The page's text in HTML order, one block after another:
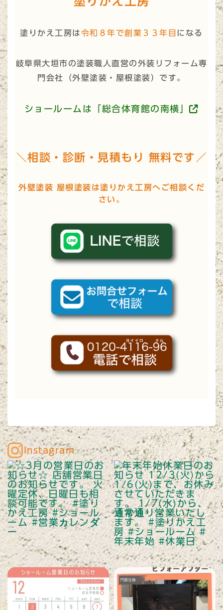
塗りかえ工房は令和８年で創業３３年目 になる
岐阜県大垣市の塗装職人直営の外装リフォーム専
門会社（外壁塗装・屋根塗装）です。
ショールームは「総合体育館の南横」
＼相談・診断・見積もり 無料です／
外壁塗装 屋根塗装は塗りかえ工房へご相談くだ
さい。
Instagram